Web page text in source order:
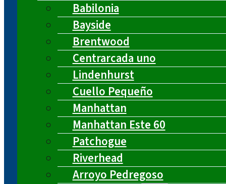
Babilonia
Bayside
Brentwood
Centrarcada uno
Lindenhurst
Cuello Pequeño
Manhattan
Manhattan Este 60
Patchogue
Riverhead
Arroyo Pedregoso